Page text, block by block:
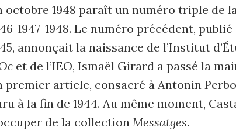
octobre 1948 paraît un numéro triple de
1947-1948. Le numéro précédent,
annonçait la naissance de l’Institut
et de l’IEO, Ismaël Girard a passé la
premier article, consacré à Antonin
à la fin de 1944. Au même moment,
de la collection Messatges.